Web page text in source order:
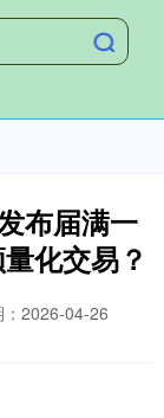
布届满一
化交易？
：2026-04-26